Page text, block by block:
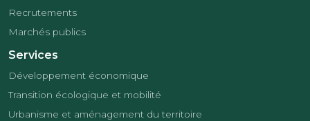
Recrutements
Marchés publics
Services
Développement économique
Transition écologique et mobilité
Urbanisme et aménagement du territoire